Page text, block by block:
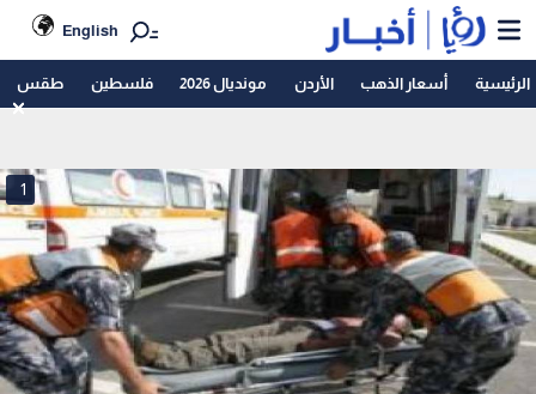
English
الرئيسية أسعار الذهب الأردن مونديال 2026 فلسطين طقس
1